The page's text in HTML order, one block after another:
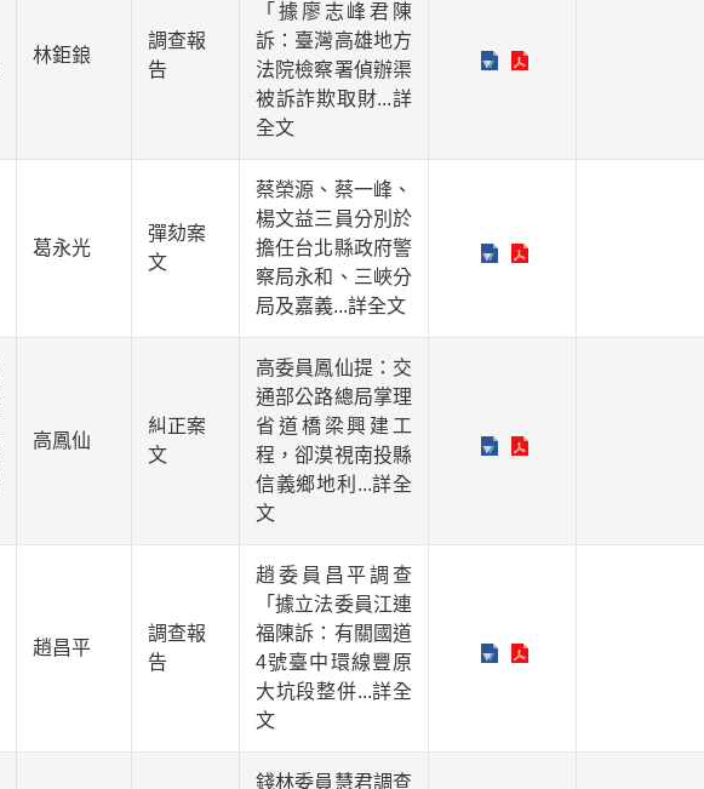
林鉅鋃
調查報
告
「據廖志峰君陳
訴：臺灣高雄地方
法院檢察署偵辦渠
被訴詐欺取財...詳
全文
葛永光
彈劾案
文
蔡榮源、蔡一峰、
楊文益三員分別於
擔任台北縣政府警
察局永和、三峽分
局及嘉義...詳全文
高鳳仙
糾正案
文
高委員鳳仙提：交
通部公路總局掌理
省道橋梁興建工
程，卻漠視南投縣
信義鄉地利 ...詳全
文
趙昌平
調查報
告
趙委員昌平調查
「據立法委員江連
福陳訴：有關國道
4號臺中環線豐原
大坑段整併...詳全
文
錢林委員慧君調查